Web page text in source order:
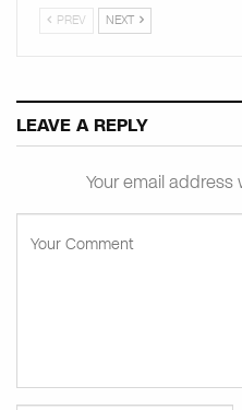
PREV NEXT
LEAVE A REPLY
Your email